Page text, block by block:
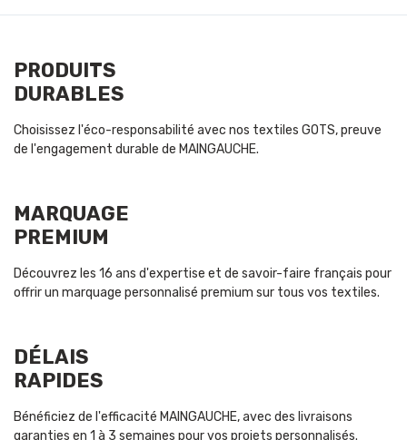
PRODUITS
DURABLES
Choisissez l'éco-responsabilité avec nos textiles GOTS, preuve
de l'engagement durable de MAINGAUCHE.
MARQUAGE
PREMIUM
Découvrez les 16 ans d'expertise et de savoir-faire français pour
offrir un marquage personnalisé premium sur tous vos textiles.
DÉLAIS
RAPIDES
Bénéficiez de l'efficacité MAINGAUCHE, avec des livraisons
garanties en 1 à 3 semaines pour vos projets personnalisés.